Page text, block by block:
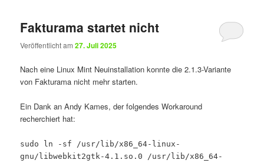
Fakturama startet nicht
Veröffentlicht am27. Juli 2025
Nach eine Linux Mint Neuinstallation konnte die 2.1.3-Variante
von Fakturama nicht mehr starten.
Ein Dank an Andy Kames, der folgendes Workaround
recherchiert hat:
sudo ln -sf /usr/lib/x86_64-linux-
gnu/libwebkit2gtk-4.1.so.0 /usr/lib/x86_64-